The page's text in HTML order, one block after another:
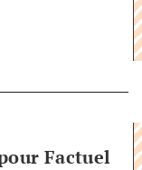
Factuel